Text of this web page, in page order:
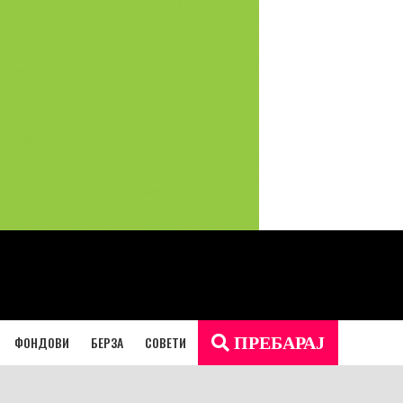
ФОНДОВИ БЕРЗА СОВЕТИ ПРЕБАРАЈ